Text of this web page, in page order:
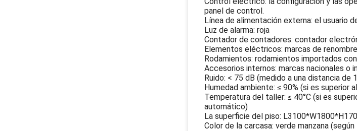
panel de control.
Línea de alimentación externa: el usuario
Luz de alarma: roja
Contador de contadores: contador
Elementos eléctricos: marcas de
Rodamientos: rodamientos importados
Accesorios internos: marcas nacionales o
Ruido: < 75 dB (medido a una distancia de
Humedad ambiente: ≤ 90% (si es superior
Temperatura del taller: ≤ 40°C (si es
automático)
La superficie del piso:
Color de la carcasa: verde manzana